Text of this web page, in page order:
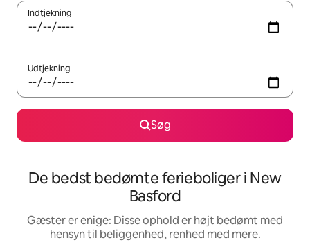
Indtjekning
Udtjekning
Søg
De bedst bedømte ferieboliger i New
Basford
Gæster er enige: Disse ophold er højt bedømt med
hensyn til beliggenhed, renhed med mere.